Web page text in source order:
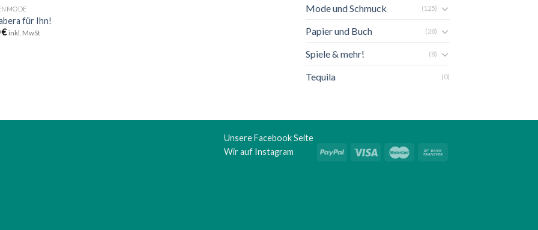
für Ihn!
€ inkl. MwSt
Mode und Schmuck (125)
Papier und Buch (28)
Spiele & mehr! (8)
Tequila (0)
Unsere Facebook Seite
Wir auf Instagram